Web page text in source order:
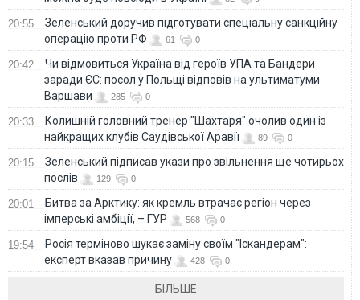
20:55
Зеленський доручив підготувати спеціальну санкційну
операцію проти РФ
61 0
20:42
Чи відмовиться Україна від героїв УПА та Бандери
заради ЄС: посол у Польщі відповів на ультиматуми
Варшави
285 0
20:33
Колишній головний тренер "Шахтаря" очолив один із
найкращих клубів Саудівської Аравії
89 0
20:15
Зеленський підписав укази про звільнення ще чотирьох
послів
129 0
20:01
Битва за Арктику: як кремль втрачає регіон через
імперські амбіції, – ГУР
568 0
19:54
Росія терміново шукає заміну своїм "Іскандерам":
експерт вказав причину
428 0
БІЛЬШЕ